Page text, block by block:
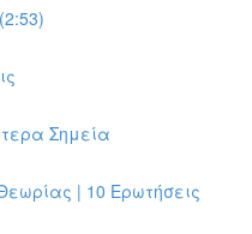
Σημεία
| 10 Ερωτήσεις